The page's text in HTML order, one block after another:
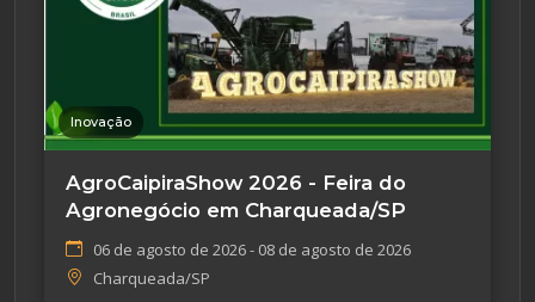
Inovação
AgroCaipiraShow 2026 - Feira do
Agronegócio em Charqueada/SP
06 de agosto de 2026 - 08 de agosto de 2026
Charqueada/SP